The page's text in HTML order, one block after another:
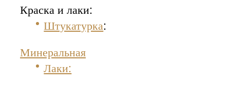
Краска и лаки:
Штукатурка:
Минеральная
Лаки: